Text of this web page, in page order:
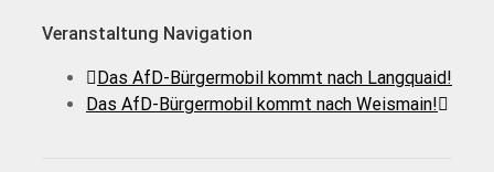
Veranstaltung Navigation
Das AfD-Bürgermobil kommt nach Langquaid!
Das AfD-Bürgermobil kommt nach Weismain!